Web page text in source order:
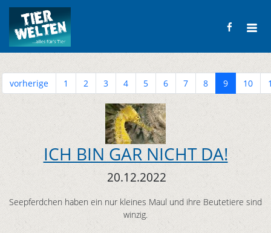
vorherige 1 2 3 4 5 6 7 8 9 10
ICH BIN GAR NICHT DA!
20.12.2022
Seepferdchen haben ein nur kleines Maul und ihre Beutetiere sind
winzig.